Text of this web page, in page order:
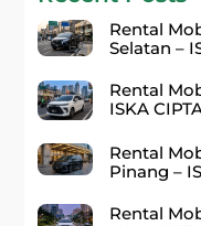
Rental
Selatan –
Rental
ISKA
Rental
Pinang –
Rental